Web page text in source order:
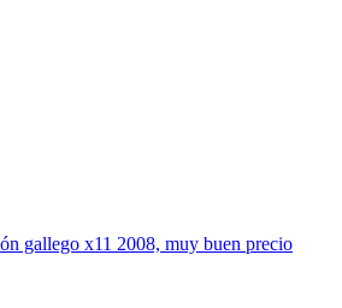
gallego x11 2008, muy buen precio